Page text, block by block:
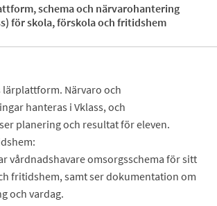
schema och närvarohantering
för skola, förskola och fritidshem
lärplattform. Närvaro och
hanteras i Vklass, och
planering och resultat för eleven.
vårdnadshavare omsorgsschema för sitt
fritidshem, samt ser dokumentation om
och vardag.